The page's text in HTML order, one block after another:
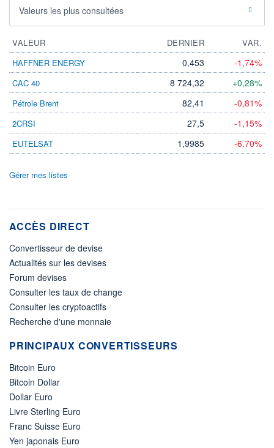
Valeurs les plus consultées
VALEUR DERNIER
VAR.
HAFFNER ENERGY
0,453 -1,74%
CAC 40 8 724,32 +0,28%
Pétrole Brent 82,41 -0,81%
2CRSI 27,5 -1,15%
EUTELSAT 1,9985 -6,70%
Gérer mes listes
ACCÈS DIRECT
Convertisseur de devise
Actualités sur les devises
Forum devises
Consulter les taux de change
Consulter les cryptoactifs
Recherche d'une monnaie
PRINCIPAUX CONVERTISSEURS
Bitcoin Euro
Bitcoin Dollar
Dollar Euro
Livre Sterling Euro
Franc Suisse Euro
Yen japonais Euro